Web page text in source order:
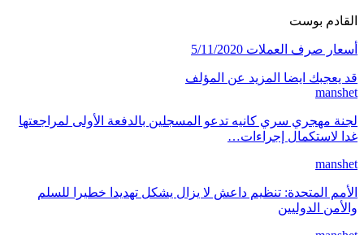
القادم بوست
أسعار صرف العملات 5/11/2020
قد يعجبك ايضا المزيد عن المؤلف
manshet
لجنة مهجري سري كانيه تدعو المسجلين بالدفعة الأولى لمراجعتها
غدا لاستكمال إجراءات…
manshet
الأمم المتحدة: تنظيم داعش لا يزال يشكل تهديدا خطيرا للسلم
والأمن الدوليين